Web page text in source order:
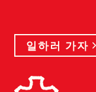
일하러 가자